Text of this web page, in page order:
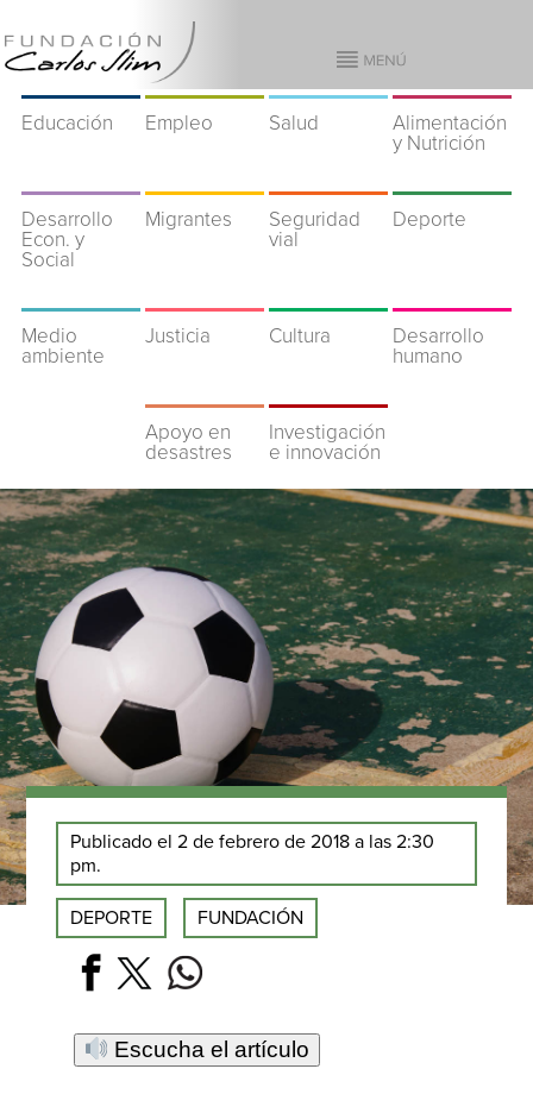
Educación Empleo Salud
Alimentación
y Nutrición
Desarrollo
Econ. y
Social
Migrantes
Seguridad
vial
Deporte
Medio
ambiente
Justicia Cultura
Desarrollo
humano
Apoyo en
desastres
Investigación
e innovación
Publicado el 2 de febrero de 2018 a las 2:30
pm.
DEPORTE FUNDACIÓN
Escucha el artículo